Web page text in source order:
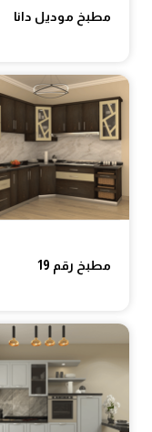
مطبخ موديل دانا
مطبخ رقم 19